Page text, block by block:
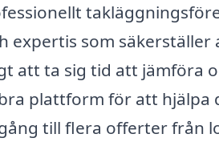
expertis som
att ta sig tid att jämföra
plattform för att hjälpa
till flera offerter från